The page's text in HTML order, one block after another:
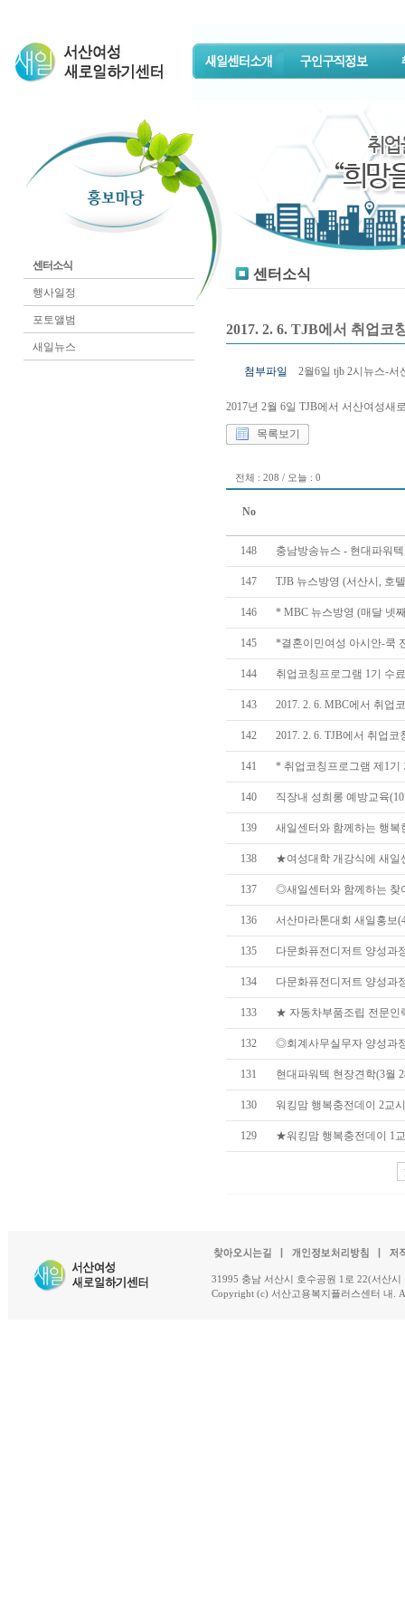
센터소식
행사일정
포토앨범
새일뉴스
센터소식
2017. 2. 6. TJB에서 취업코
첨부파일 2월6일 tjb 2시뉴스-서
2017년 2월 6일 TJB에서 서산여성
목록보기
전체 : 208 / 오늘 : 0
No
148 충남방송뉴스 - 현대파워
147 TJB 뉴스방영 (서산시, 호
146 * MBC 뉴스방영 (매달 넷
145 *결혼이민여성 아시안-쿡
144 취업코칭프로그램 1기 수
143 2017. 2. 6. MBC에서 취업
142 2017. 2. 6. TJB에서 취업
141 * 취업코칭프로그램 제1기
140 직장내 성희롱 예방교육
139 새일센터와 함께하는 행복
138 ★여성대학 개강식에 새일
137 ◎새일센터와 함께하는 찾
136 서산마라톤대회 새일홍보
135 다문화퓨전디저트 양성과
134 다문화퓨전디저트 양성과
133 ★ 자동차부품조립 전문인
132 ◎회계사무실무자 양성과
131 현대파워텍 현장견학(3월
130 워킹맘 행복충전데이 2교
129 ★워킹맘 행복충전데이 1
31995 충남 서산시 호수공원 1로 22(서산
Copyright (c) 서산고용복지플러스센터 내.